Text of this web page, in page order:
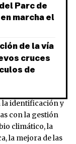
Parc de
marcha el
de la vía
cruces
de
la identificación y
con la gestión
climático, la
la mejora de las